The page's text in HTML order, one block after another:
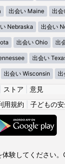
出会い Maine 出
Nebraska 出会い
出会い Ohio 出
出会い
出会い Wisconsin 出
ストア
意見
用規約 子どもの
験してください